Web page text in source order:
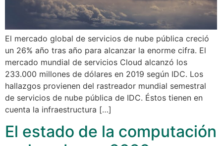
El mercado global de servicios de nube pública creció
un 26% año tras año para alcanzar la enorme cifra. El
mercado mundial de servicios Cloud alcanzó los
233.000 millones de dólares en 2019 según IDC. Los
hallazgos provienen del rastreador mundial semestral
de servicios de nube pública de IDC. Éstos tienen en
cuenta la infraestructura […]
El estado de la computación